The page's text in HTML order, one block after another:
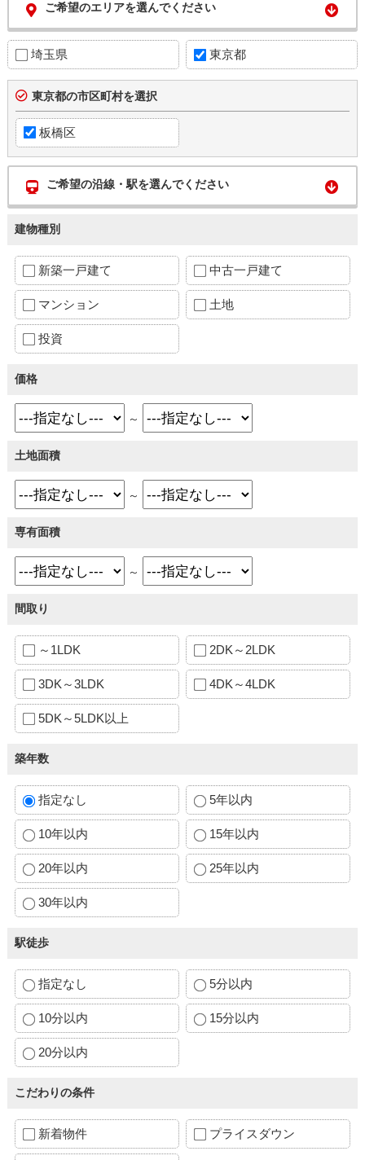
ご希望のエリアを選んでください
埼玉県 東京都
東京都の市区町村を選択
板橋区
ご希望の沿線・駅を選んでください
建物種別
新築一戸建て 中古一戸建て
マンション 土地
投資
価格
～
土地面積
～
専有面積
～
間取り
～1LDK 2DK～2LDK
3DK～3LDK 4DK～4LDK
5DK～5LDK以上
築年数
指定なし 5年以内
10年以内 15年以内
20年以内 25年以内
30年以内
駅徒歩
指定なし 5分以内
10分以内 15分以内
20分以内
こだわりの条件
新着物件 プライスダウン